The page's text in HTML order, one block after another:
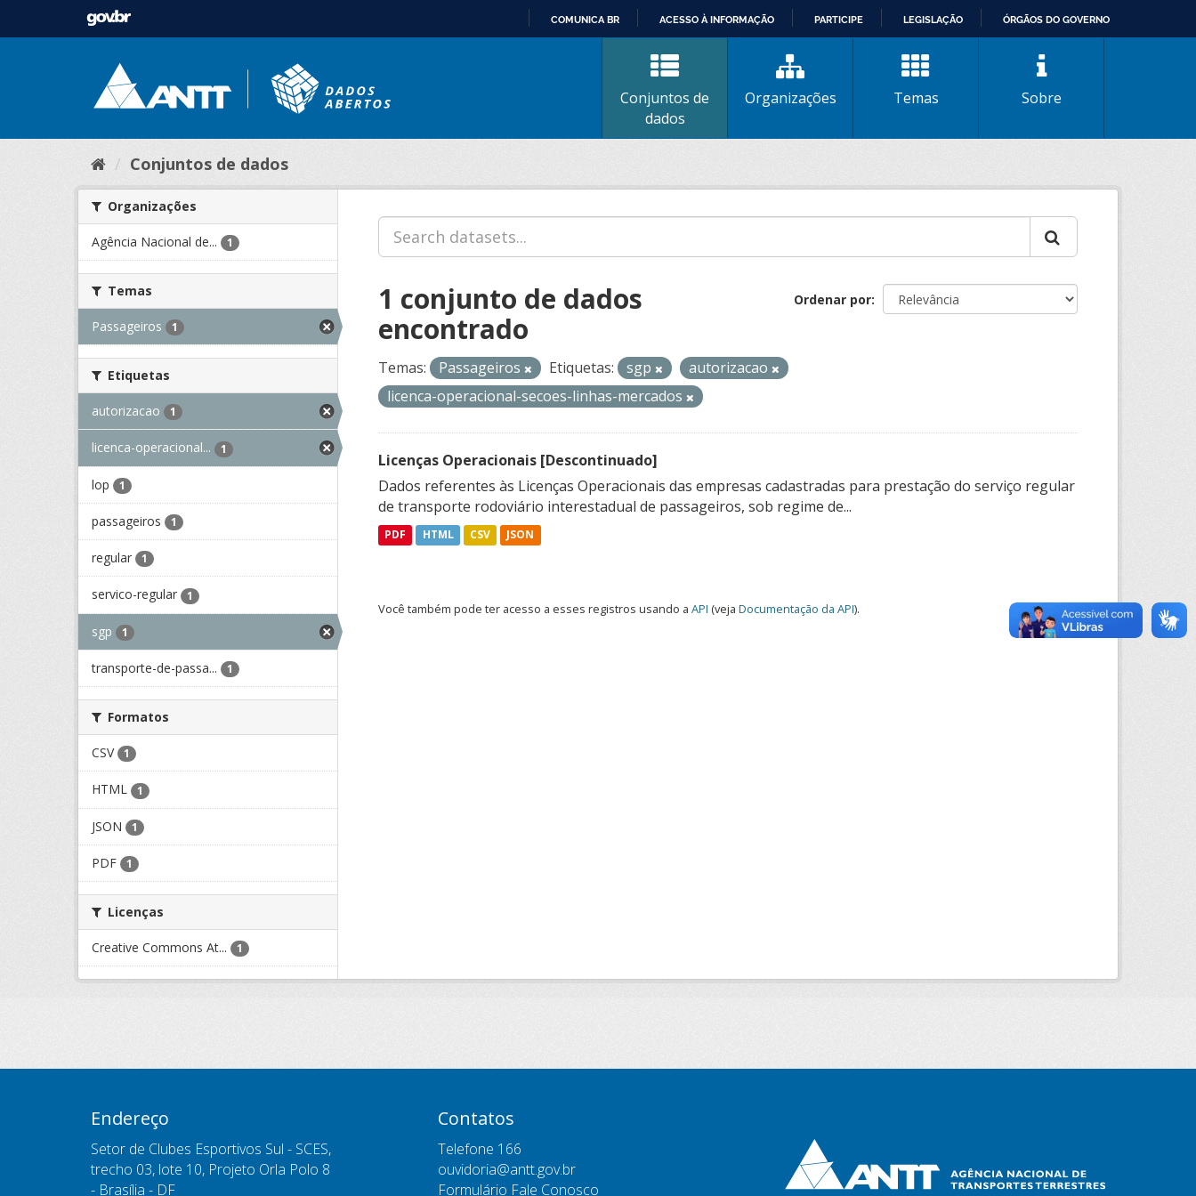
CONTEÚDO
COMUNICA BR ACESSO À INFORMAÇÃO PARTICIPE LEGISLAÇÃO ÓRGÃOS DO GOVERNO
Conjuntos de
dados
Organizações Temas Sobre
Conjuntos de dados
Organizações
Agência Nacional de... 1
Temas
Passageiros 1
Etiquetas
autorizacao 1
licenca-operacional... 1
lop 1
passageiros 1
regular 1
servico-regular 1
sgp 1
transporte-de-passa... 1
Formatos
CSV 1
HTML 1
JSON 1
PDF 1
Licenças
Creative Commons At... 1
Ordenar por
1 conjunto de dados
encontrado
Temas: Passageiros Etiquetas: sgp
autorizacao
licenca-operacional-secoes-linhas-mercados
Licenças Operacionais [Descontinuado]
Dados referentes às Licenças Operacionais das empresas cadastradas para prestação do serviço regular
de transporte rodoviário interestadual de passageiros, sob regime de...
PDF HTML CSV JSON
Você também pode ter acesso a esses registros usando a API (veja Documentação da API).
Endereço
Setor de Clubes Esportivos Sul - SCES,
trecho 03, lote 10, Projeto Orla Polo 8
- Brasília - DF
Contatos
Telefone 166
ouvidoria@antt.gov.br
Formulário Fale Conosco